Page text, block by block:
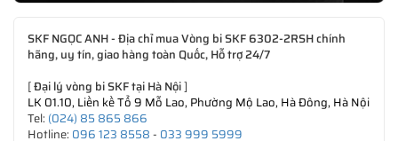
SKF NGỌC ANH - Địa chỉ mua Vòng bi SKF 6302-2RSH chính
hãng, uy tín, giao hàng toàn Quốc, Hỗ trợ 24/7
[Đại lý vòng bi SKF tại Hà Nội]
LK 01.10, Liền kề Tổ 9 Mỗ Lao, Phường Mộ Lao, Hà Đông, Hà Nội
Tel: (024) 85 865 866
Hotline: 096 123 8558- 033 999 5999